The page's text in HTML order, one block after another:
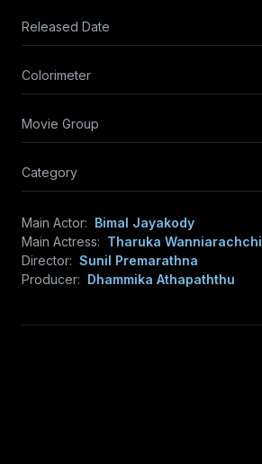
Released Date
Colorimeter
Movie Group
Category
Main Actor: Bimal Jayakody
Main Actress: Tharuka Wanniarachchi
Director: Sunil Premarathna
Producer: Dhammika Athapaththu